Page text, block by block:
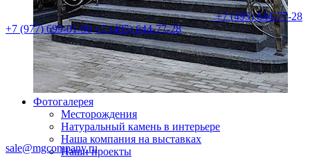
Фотогалерея
Месторождения
Натуральный камень в интерьере
Наша компания на выставках
Наши проекты
+7 (495) 644-77-28
+7 (977) 699-01-90 +7 (495) 644-77-28
sale@mgcompany.ru